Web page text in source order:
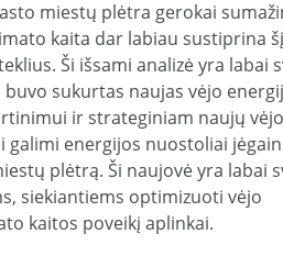
miestų plėtra gerokai
kaita dar labiau sustiprina šį
Ši išsami analizė yra labai
sukurtas naujas vėjo
ir strateginiam naujų vėjo
galimi energijos nuostoliai
plėtrą. Ši naujovė yra labai
siekiantiems optimizuoti vėjo
kaitos poveikį aplinkai.